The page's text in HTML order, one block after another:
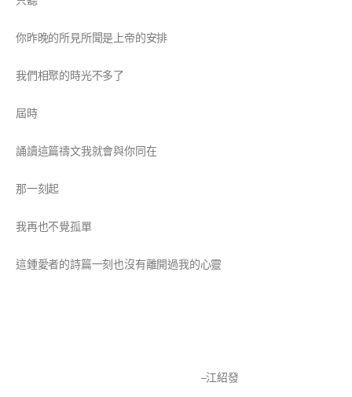
你昨晚的所見所聞是上帝的安排
我們相聚的時光不多了
屆時
誦讀這篇禱文我就會與你同在
那一刻起
我再也不覺孤單
這鍾愛者的詩篇一刻也沒有離開過我的心靈
–江紹發